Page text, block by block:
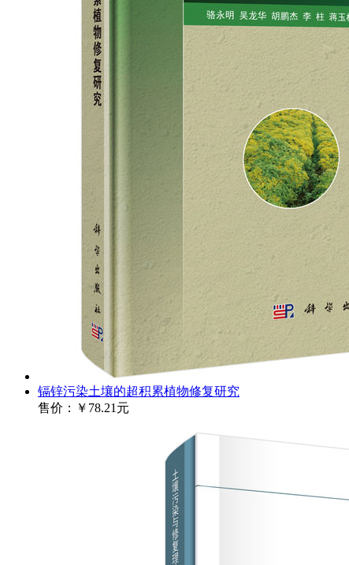
镉锌污染土壤的超积累植物修复研究
售价：
￥78.21元